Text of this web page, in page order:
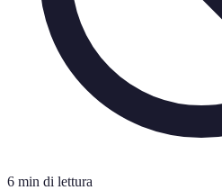
6 min di lettura